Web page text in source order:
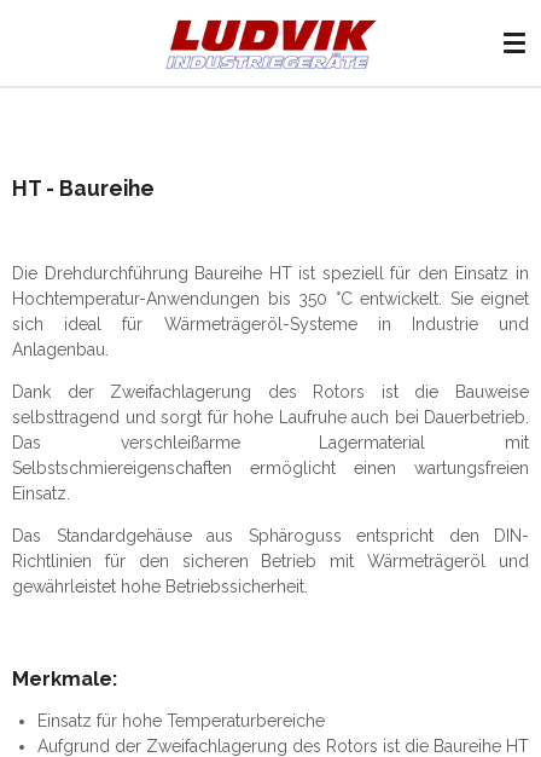
HT - Baureihe
Die Drehdurchführung Baureihe HT ist speziell für den Einsatz in
Hochtemperatur-Anwendungen bis 350 °C entwickelt. Sie eignet
sich ideal für Wärmeträgeröl-Systeme in Industrie und
Anlagenbau.
Dank der Zweifachlagerung des Rotors ist die Bauweise
selbsttragend und sorgt für hohe Laufruhe auch bei Dauerbetrieb.
Das verschleißarme Lagermaterial mit
Selbstschmiereigenschaften ermöglicht einen wartungsfreien
Einsatz.
Das Standardgehäuse aus Sphäroguss entspricht den DIN-
Richtlinien für den sicheren Betrieb mit Wärmeträgeröl und
gewährleistet hohe Betriebssicherheit.
Merkmale:
Einsatz für hohe Temperaturbereiche
Aufgrund der Zweifachlagerung des Rotors ist die Baureihe HT